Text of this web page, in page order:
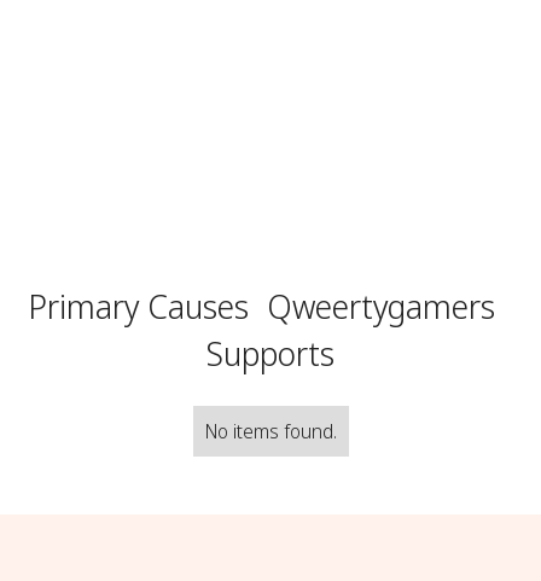
Primary Causes Qweertygamers
Supports
No items found.